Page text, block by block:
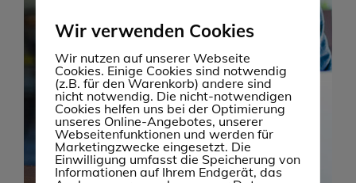
Wir verwenden Cookies
Wir nutzen auf unserer Webseite
Cookies. Einige Cookies sind notwendig
(z.B. für den Warenkorb) andere sind
nicht notwendig. Die nicht-notwendigen
Cookies helfen uns bei der Optimierung
unseres Online-Angebotes, unserer
Webseitenfunktionen und werden für
Marketingzwecke eingesetzt. Die
Einwilligung umfasst die Speicherung von
Informationen auf Ihrem Endgerät, das